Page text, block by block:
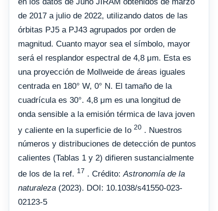
de 2017 a julio de 2022, utilizando datos de las
órbitas PJ5 a PJ43 agrupados por orden de
magnitud. Cuanto mayor sea el símbolo, mayor
será el resplandor espectral de 4,8 μm. Esta es
una proyección de Mollweide de áreas iguales
centrada en 180° W, 0° N. El tamaño de la
cuadrícula es 30°. 4,8 μm es una longitud de
onda sensible a la emisión térmica de lava joven
y caliente en la superficie de Io 20 . Nuestros
números y distribuciones de detección de puntos
calientes (Tablas 1 y 2) difieren sustancialmente
de los de la ref. 17 . Crédito:Astronomía de la
naturaleza (2023). DOI: 10.1038/s41550-023-
02123-5